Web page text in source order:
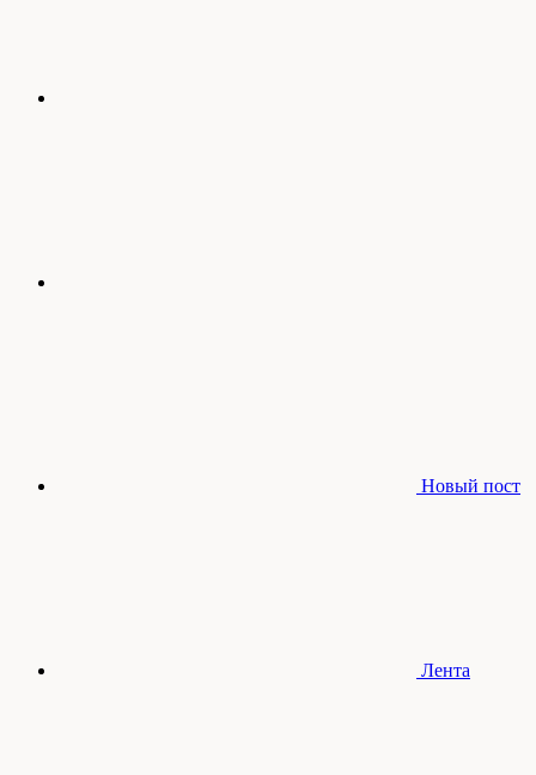
Новый пост
Лента